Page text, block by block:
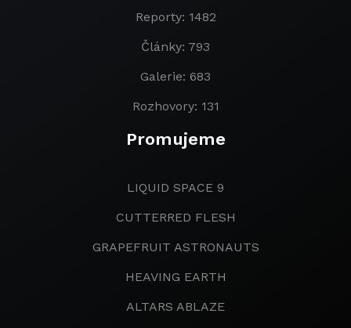
Reporty: 1482
Články: 793
Galerie: 683
Rozhovory: 131
Promujeme
LIQUID SPACE 9
CUTTERRED FLESH
GRAPEFRUIT ASTRONAUTS
HEAVING EARTH
ALTARS ABLAZE